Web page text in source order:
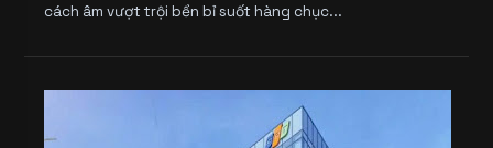
cách âm vượt trội bền bỉ suốt hàng chục...